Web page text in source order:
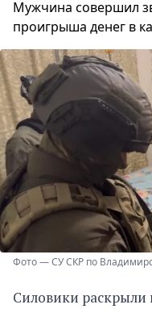
Мужчина совершил
проигрыша денег в
Фото — СУ СКР по
Силовики раскрыли